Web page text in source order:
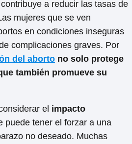
a reducir las tasas de
mujeres que se ven
en condiciones inseguras
complicaciones graves. Por
del aborto no solo protege
también promueve su
el impacto
puede tener el forzar a una
no deseado. Muchas